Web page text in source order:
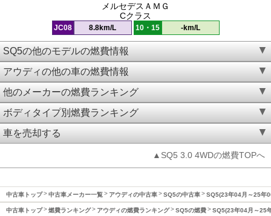
メルセデスＡＭＧ
Cクラス
JC08 8.8km/L 10・15 -km/L
SQ5の他のモデルの燃費情報
アウディの他の車の燃費情報
他のメーカーの燃費ランキング
ボディタイプ別燃費ランキング
車を売却する
▲SQ5 3.0 4WDの燃費TOPへ
中古車トップ 中古車メーカー一覧 アウディの中古車 SQ5の中古車 SQ5(23年04月～25年
中古車トップ 燃費ランキング アウディの燃費ランキング SQ5の燃費 SQ5(23年04月～25